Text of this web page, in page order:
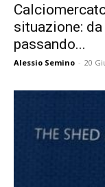
situazione:
passando...
Alessio Semino - 20